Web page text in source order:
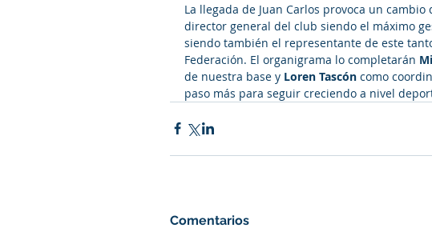
La llegada de Juan Carlos provoca un cambio
director general del club siendo el máximo
siendo también el representante de este
Federación. El organigrama lo completarán
de nuestra base y Loren Tascón como
paso más para seguir creciendo a nivel
Comentarios